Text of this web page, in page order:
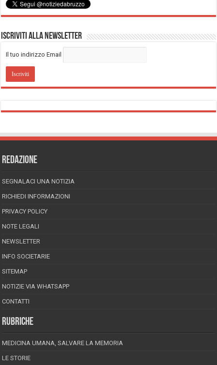
Iscriviti alla Newsletter
Il tuo indirizzo Email
REDAZIONE
SEGNALACI UNA NOTIZIA
RICHIEDI INFORMAZIONI
PRIVACY POLICY
NOTE LEGALI
NEWSLETTER
INFO SOCIETARIE
SITEMAP
NOTIZIE VIA WHATSAPP
CONTATTI
RUBRICHE
MEDICINA UMANA, SALVARE LA MEMORIA
LE STORIE